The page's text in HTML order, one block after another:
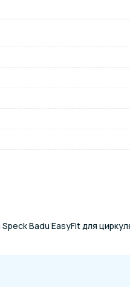
Badu EasyFit для